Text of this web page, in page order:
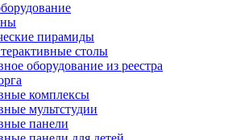
пирамиды
столы
оборудование из реестра
комплексы
мультстудии
панели